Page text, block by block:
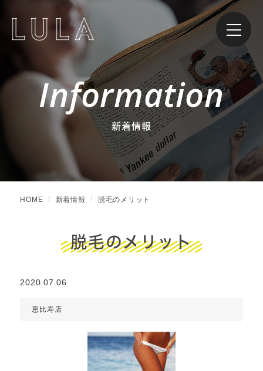
Information
新着情報
HOME 新着情報 脱毛のメリット
脱毛のメリット
2020.07.06
恵比寿店